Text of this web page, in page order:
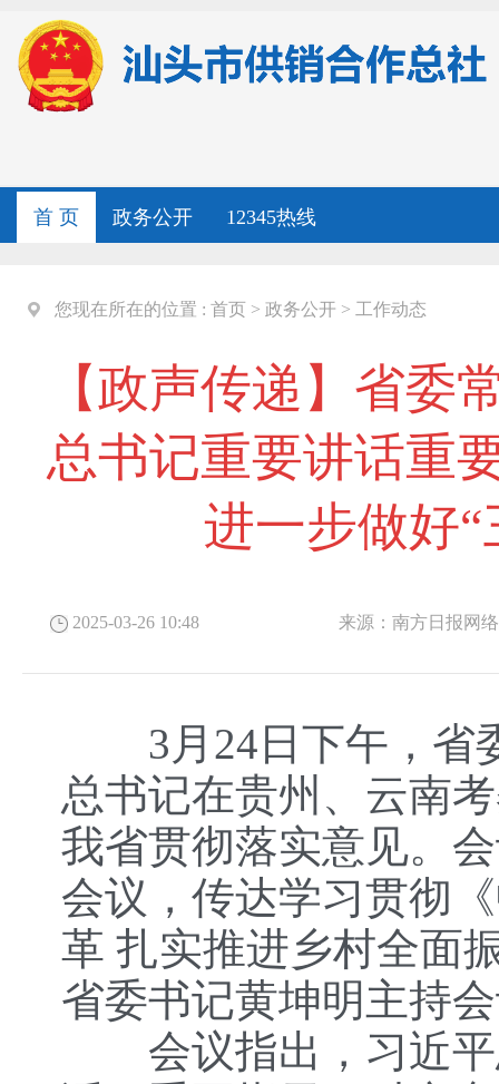
首 页 政务公开 12345热线
您现在所在的位置 : 首页 > 政务公开 > 工作动态
【政声传递】省委
总书记重要讲话重
进一步做好
2025-03-26 10:48 来源：南方日报网
3月24日下午，省
总书记在贵州、云南
我省贯彻落实意见。
会议，传达学习贯彻
革 扎实推进乡村全面
省委书记黄坤明主持
会议指出，习近平